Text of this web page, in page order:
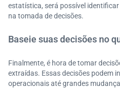
estatística, será possível
na tomada de decisões.
Baseie suas decisões no
Finalmente, é hora de tomar
extraídas. Essas decisões podem
operacionais até grandes